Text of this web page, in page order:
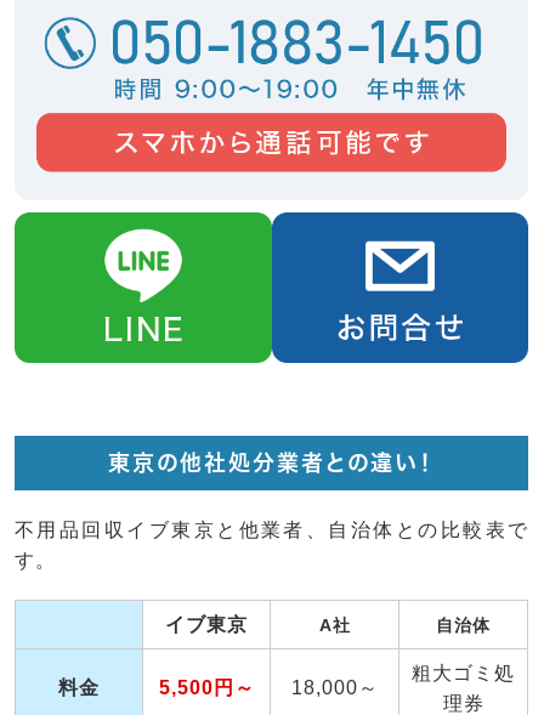
東京の他社処分業者との違い！
不用品回収イブ東京と他業者、自治体との比較表で
す。
イブ東京 A社 自治体
料金 5,500円～ 18,000～
粗大ゴミ処
理券